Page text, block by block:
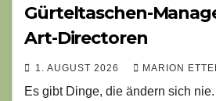
Gürteltaschen-
Art-Directoren
1. AUGUST 2026 MARION
Es gibt Dinge, die ändern sich